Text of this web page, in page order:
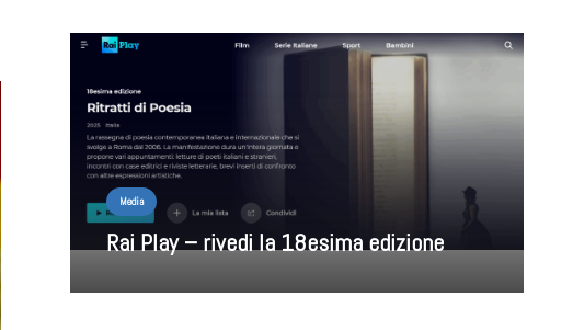
Media
Rai Play – rivedi la 18esima edizione